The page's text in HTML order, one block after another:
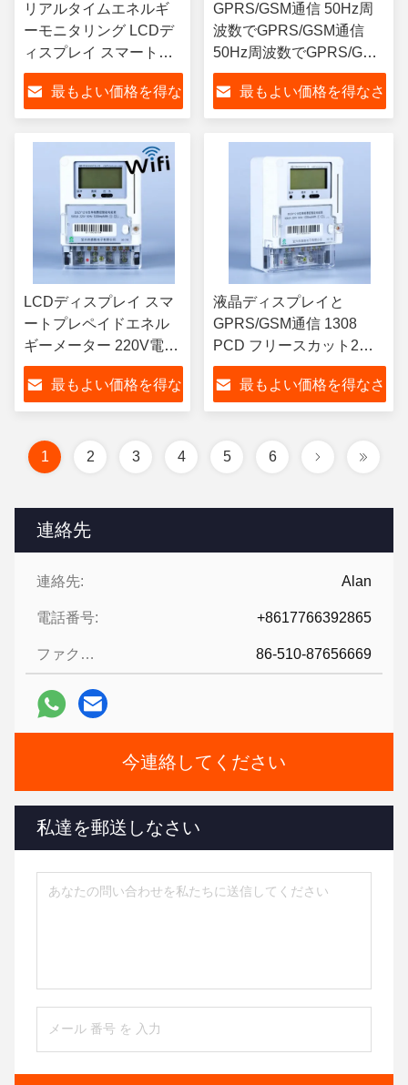
連絡先
連絡先: Alan
電話番号: +8617766392865
ファクシミリ: 86-510-87656669
今連絡してください
私達を郵送しなさい
リアルタイムエネルギ
ーモニタリング LCDデ
ィスプレイ スマートプ
リペイドエネルギーメ
ーターとGPRS/GSM通
信
最もよい価格を得な
GPRS/GSM通信 50Hz周
波数でGPRS/GSM通信
50Hz周波数でGPRS/GSM
通信 50Hz周波数で
GPRS/GSM通信
最もよい価格を得なさ
LCDディスプレイ スマ
ートプレペイドエネル
ギーメーター 220V電圧
と5A電流管理ソリュー
ション最もよい価格を得な
液晶ディスプレイと
GPRS/GSM通信 1308
PCD フリースカット2の
究極の組み合わせ
最もよい価格を得なさ
1 2 3 4 5 6